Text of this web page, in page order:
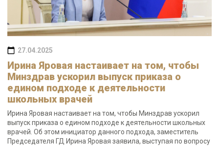
27.04.2025
Ирина Яровая настаивает на том, чтобы
Минздрав ускорил выпуск приказа о
едином подходе к деятельности
школьных врачей
Ирина Яровая настаивает на том, чтобы Минздрав ускорил
выпуск приказа о едином подходе к деятельности школьных
врачей. Об этом инициатор данного подхода, заместитель
Председателя ГД Ирина Яровая заявила, выступая по вопросу